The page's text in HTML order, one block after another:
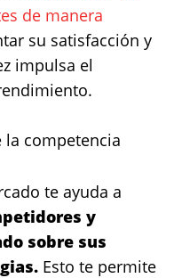
de manera
su satisfacción y
impulsa el
la competencia
te ayuda a
y
sobre sus
Esto te permite